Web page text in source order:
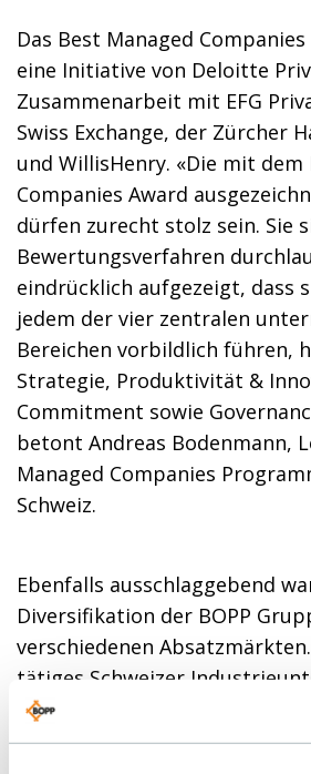
Das Best Managed
eine Initiative von Deloitte
Zusammenarbeit mit EFG
Swiss Exchange, der Zürcher
und WillisHenry. «Die mit dem
Companies Award
dürfen zurecht stolz sein. Sie
Bewertungsverfahren
eindrücklich aufgezeigt, dass
jedem der vier zentralen
Bereichen vorbildlich führen,
Strategie, Produktivität &
Commitment sowie
betont Andreas Bodenmann,
Managed Companies
Schweiz.
Ebenfalls ausschlaggebend
Diversifikation der BOPP
verschiedenen
tätiges Schweizer
bewegt sich BOPP in
Nischenmärkten, in denen